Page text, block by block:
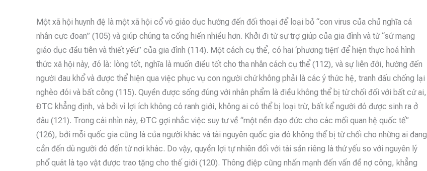
Một xã hội huynh đệ là một xã hội cổ võ giáo dục hướng đến đối thoại để loại bỏ “con virus của chủ nghĩa cá
nhân cực đoan” (105) và giúp chúng ta cống hiến nhiều hơn. Khởi đi từ sự trợ giúp của gia đình và từ “sứ mạng
giáo dục đầu tiên và thiết yếu” của gia đình (114). Một cách cụ thể, có hai ‘phương tiện’ để hiện thực hoá hình
thức xã hội này, đó là: lòng tốt, nghĩa là muốn điều tốt cho tha nhân cách cụ thể (112), và sự liên đới, hướng đến
người đau khổ và được thể hiện qua việc phục vụ con người chứ không phải là các ý thức hệ, tranh đấu chống lại
nghèo đói và bất công (115). Quyền được sống đúng với nhân phẩm là điều không thể bị từ chối đối với bất cứ ai,
ĐTC khẳng định, và bởi vì lợi ích không có ranh giới, không ai có thể bị loại trừ, bất kể người đó được sinh ra ở
đâu (121). Trong cái nhìn này, ĐTC gợi nhắc việc suy tư về “một nền đạo đức cho các mối quan hệ quốc tế”
(126), bởi mỗi quốc gia cũng là của người khác và tài nguyên quốc gia đó không thể bị từ chối cho những ai đang
cần đến dù người đó đến từ nơi khác. Do vậy, quyền lợi tự nhiên đối với tài sản riêng là thứ yếu so với nguyên lý
phổ quát là tạo vật được trao tặng cho thế giới (120). Thông điệp cũng nhấn mạnh đến vấn đề nợ công, khẳng